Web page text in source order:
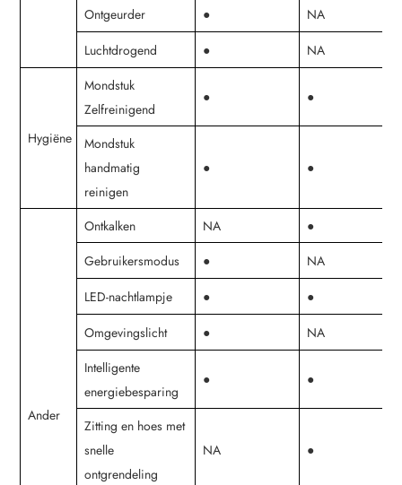
Ontgeurder ● NA
Luchtdrogend
● NA
Hygiëne
Mondstuk
Zelfreinigend
● ●
Mondstuk
handmatig
reinigen
● ●
Ander
Ontkalken NA ●
Gebruikersmodus
● NA
LED-nachtlampje
● ●
Omgevingslicht
● NA
Intelligente
energiebesparing
● ●
Zitting en hoes met
snelle
ontgrendeling
NA ●